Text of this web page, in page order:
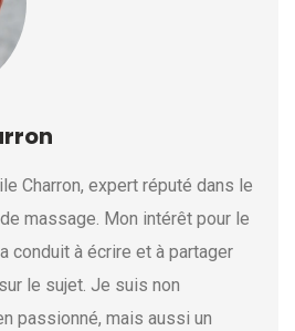
Charron, expert réputé dans le
massage. Mon intérêt pour le
conduit à écrire et à partager
le sujet. Je suis non
passionné, mais aussi un